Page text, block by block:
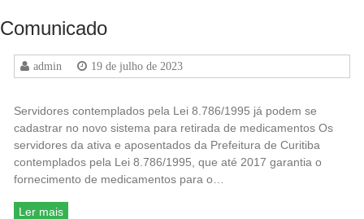
Comunicado
admin 19 de julho de 2023
Servidores contemplados pela Lei 8.786/1995 já podem se
cadastrar no novo sistema para retirada de medicamentos Os
servidores da ativa e aposentados da Prefeitura de Curitiba
contemplados pela Lei 8.786/1995, que até 2017 garantia o
fornecimento de medicamentos para o…
Ler mais